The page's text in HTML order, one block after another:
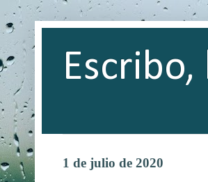
1 de julio de 2020